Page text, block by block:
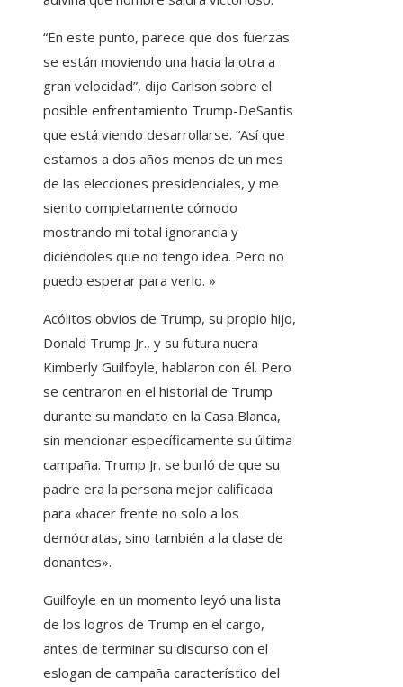
“En este punto, parece que dos fuerzas
se están moviendo una hacia la otra a
gran velocidad”, dijo Carlson sobre el
posible enfrentamiento Trump-DeSantis
que está viendo desarrollarse. “Así que
estamos a dos años menos de un mes
de las elecciones presidenciales, y me
siento completamente cómodo
mostrando mi total ignorancia y
diciéndoles que no tengo idea. Pero no
puedo esperar para verlo. »
Acólitos obvios de Trump, su propio hijo,
Donald Trump Jr., y su futura nuera
Kimberly Guilfoyle, hablaron con él. Pero
se centraron en el historial de Trump
durante su mandato en la Casa Blanca,
sin mencionar específicamente su última
campaña. Trump Jr. se burló de que su
padre era la persona mejor calificada
para «hacer frente no solo a los
demócratas, sino también a la clase de
donantes».
Guilfoyle en un momento leyó una lista
de los logros de Trump en el cargo,
antes de terminar su discurso con el
eslogan de campaña característico del